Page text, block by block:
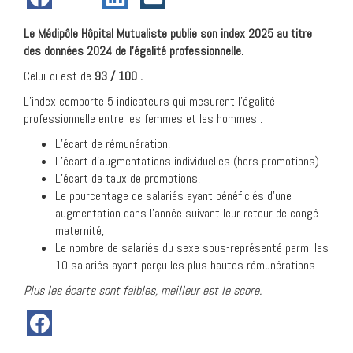
Le Médipôle Hôpital Mutualiste publie son index 2025 au titre
des données 2024 de l’égalité professionnelle.
Celui-ci est de 93 / 100 .
L’index comporte 5 indicateurs qui mesurent l’égalité
professionnelle entre les femmes et les hommes :
L’écart de rémunération,
L’écart d’augmentations individuelles (hors promotions)
L’écart de taux de promotions,
Le pourcentage de salariés ayant bénéficiés d’une
augmentation dans l’année suivant leur retour de congé
maternité,
Le nombre de salariés du sexe sous-représenté parmi les
10 salariés ayant perçu les plus hautes rémunérations.
Plus les écarts sont faibles, meilleur est le score.